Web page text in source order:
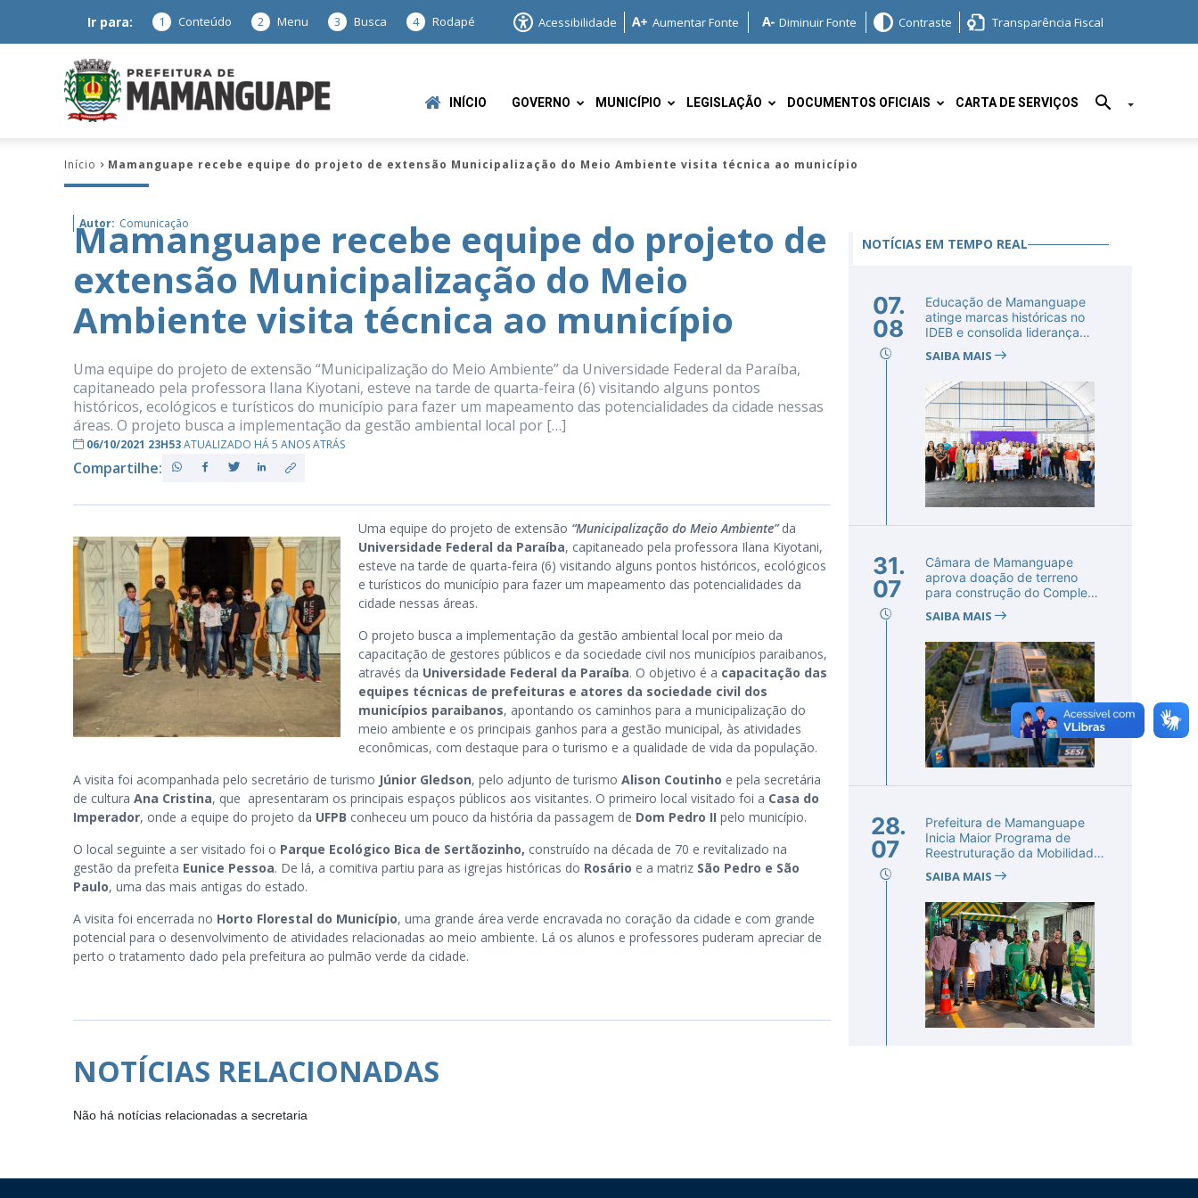
Ir para: 1 Conteúdo 2 Menu 3 Busca 4 Rodapé Acessibilidade Aumentar Fonte Diminuir Fonte Contraste Transparência Fiscal
Mamanguape
–
INÍCIO GOVERNO MUNICÍPIO LEGISLAÇÃO DOCUMENTOS OFICIAIS CARTA DE SERVIÇOS
Início Mamanguape recebe equipe do projeto de extensão Municipalização do Meio Ambiente visita técnica ao município
Autor: Comunicação
Mamanguape recebe equipe do projeto de
extensão Municipalização do Meio
Ambiente visita técnica ao município
Uma equipe do projeto de extensão “Municipalização do Meio Ambiente” da Universidade Federal da Paraíba,
capitaneado pela professora Ilana Kiyotani, esteve na tarde de quarta-feira (6) visitando alguns pontos
históricos, ecológicos e turísticos do município para fazer um mapeamento das potencialidades da cidade nessas
áreas. O projeto busca a implementação da gestão ambiental local por […]
06/10/2021 23H53ATUALIZADO HÁ 5 ANOS ATRÁS
Compartilhe:
Uma equipe do projeto de extensão “Municipalização do Meio Ambiente”da
Universidade Federal da Paraíba, capitaneado pela professora Ilana Kiyotani,
esteve na tarde de quarta-feira (6) visitando alguns pontos históricos, ecológicos
e turísticos do município para fazer um mapeamento das potencialidades da
cidade nessas áreas.
O projeto busca a implementação da gestão ambiental local por meio da
capacitação de gestores públicos e da sociedade civil nos municípios paraibanos,
através da Universidade Federal da Paraíba. O objetivo é a capacitação das
equipes técnicas de prefeituras e atores da sociedade civil dos
municípios paraibanos, apontando os caminhos para a municipalização do
meio ambiente e os principais ganhos para a gestão municipal, às atividades
econômicas, com destaque para o turismo e a qualidade de vida da população.
A visita foi acompanhada pelo secretário de turismo Júnior Gledson, pelo adjunto de turismo Alison Coutinho e pela secretária
de cultura Ana Cristina, que apresentaram os principais espaços públicos aos visitantes. O primeiro local visitado foi a Casa do
Imperador, onde a equipe do projeto da UFPB conheceu um pouco da história da passagem de Dom Pedro II pelo município.
O local seguinte a ser visitado foi o Parque Ecológico Bica de Sertãozinho, construído na década de 70 e revitalizado na
gestão da prefeita Eunice Pessoa. De lá, a comitiva partiu para as igrejas históricas do Rosário e a matriz São Pedro e São
Paulo, uma das mais antigas do estado.
A visita foi encerrada no Horto Florestal do Município, uma grande área verde encravada no coração da cidade e com grande
potencial para o desenvolvimento de atividades relacionadas ao meio ambiente. Lá os alunos e professores puderam apreciar de
perto o tratamento dado pela prefeitura ao pulmão verde da cidade.
NOTÍCIAS RELACIONADAS
Não há notícias relacionadas a secretaria
NOTÍCIAS EM TEMPO REAL
07.
08
Educação de Mamanguape
atinge marcas históricas no
IDEB e consolida liderança
SAIBA MAIS
31.
07
Câmara de Mamanguape
aprova doação de terreno
para construção do Complexo
SAIBA MAIS
28.
07
Prefeitura de Mamanguape
Inicia Maior Programa de
Reestruturação da Mobilidade
SAIBA MAIS